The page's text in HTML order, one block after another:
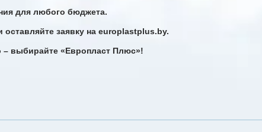
для любого бюджета.
оставляйте заявку на europlastplus.by.
– выбирайте «Европласт Плюс»!